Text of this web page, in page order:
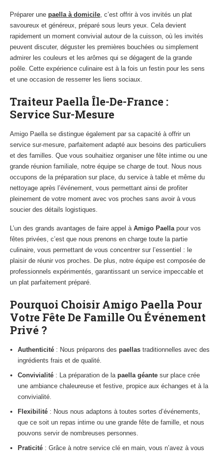
Préparer une paella à domicile , c’est offrir à vos invités un plat
savoureux et généreux, préparé sous leurs yeux. Cela devient
rapidement un moment convivial autour de la cuisson, où les invités
peuvent discuter, déguster les premières bouchées ou simplement
admirer les couleurs et les arômes qui se dégagent de la grande
poêle. Cette expérience culinaire est à la fois un festin pour les sens
et une occasion de resserrer les liens sociaux.
Traiteur Paella Île-De-France :
Service Sur-Mesure
Amigo Paella se distingue également par sa capacité à offrir un
service sur-mesure, parfaitement adapté aux besoins des particuliers
et des familles. Que vous souhaitiez organiser une fête intime ou une
grande réunion familiale, notre équipe se charge de tout. Nous nous
occupons de la préparation sur place, du service à table et même du
nettoyage après l’événement, vous permettant ainsi de profiter
pleinement de votre moment avec vos proches sans avoir à vous
soucier des détails logistiques.
L’un des grands avantages de faire appel à Amigo Paella pour vos
fêtes privées, c’est que nous prenons en charge toute la partie
culinaire, vous permettant de vous concentrer sur l’essentiel : le
plaisir de réunir vos proches. De plus, notre équipe est composée de
professionnels expérimentés, garantissant un service impeccable et
un plat parfaitement préparé.
Pourquoi Choisir Amigo Paella Pour
Votre Fête De Famille Ou Événement
Privé ?
Authenticité : Nous préparons despaellas traditionnelles avec des
ingrédients frais et de qualité.
Convivialité : La préparation de lapaella géante sur place crée
une ambiance chaleureuse et festive, propice aux échanges et à la
convivialité.
Flexibilité : Nous nous adaptons à toutes sortes d’événements,
que ce soit un repas intime ou une grande fête de famille, et nous
pouvons servir de nombreuses personnes.
Praticité : Grâce à notre service clé en main, vous n’avez à vous